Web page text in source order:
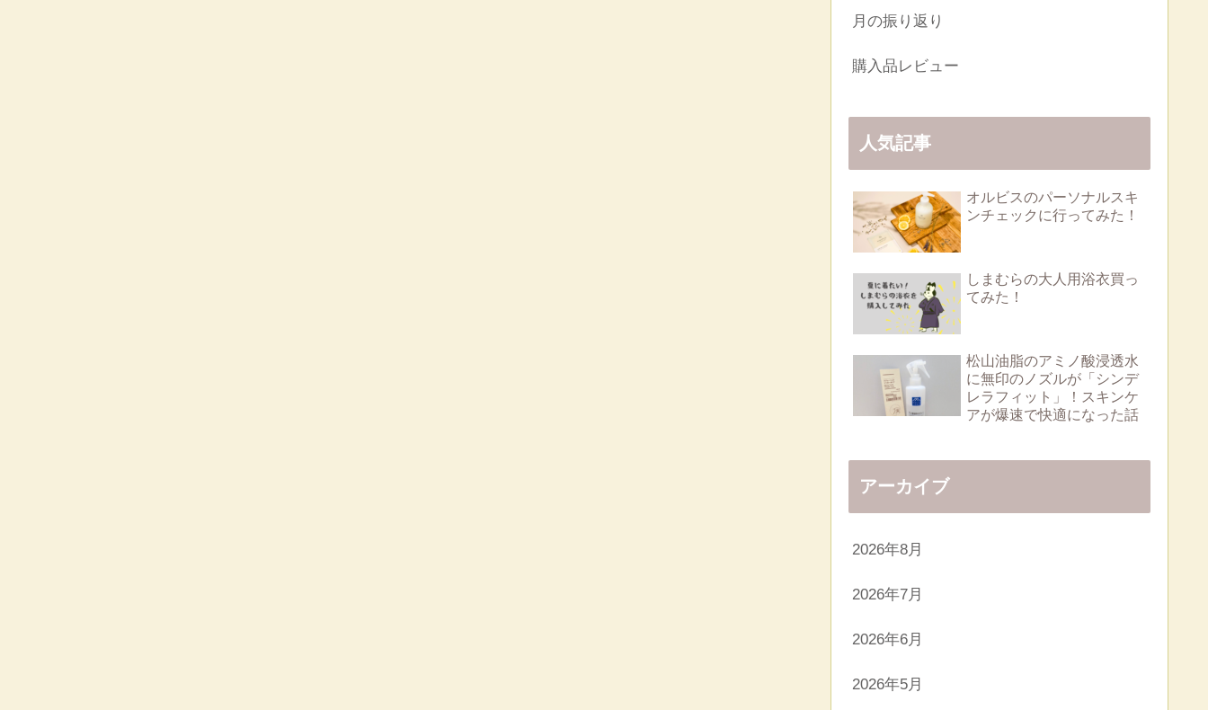
月の振り返り
購入品レビュー
人気記事
オルビスのパーソナルスキ
ンチェックに行ってみた！
しまむらの大人用浴衣買っ
てみた！
松山油脂のアミノ酸浸透水
に無印のノズルが「シンデ
レラフィット」！スキンケ
アが爆速で快適になった話
アーカイブ
2026年8月
2026年7月
2026年6月
2026年5月